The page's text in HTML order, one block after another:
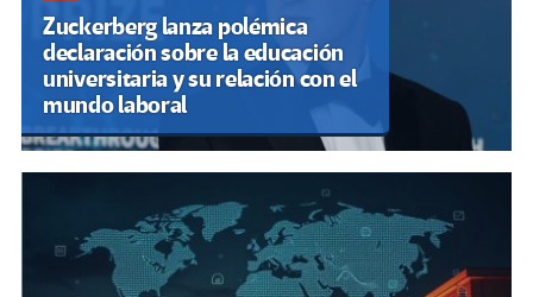
Zuckerberg lanza polémica
declaración sobre la educación
universitaria y su relación con el
mundo laboral